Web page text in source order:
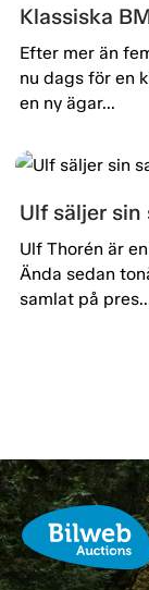
Klassiska
Efter mer än
nu dags för en
en ny ägar...
Ulf säljer sin
Ulf Thorén är
Ända sedan
samlat på